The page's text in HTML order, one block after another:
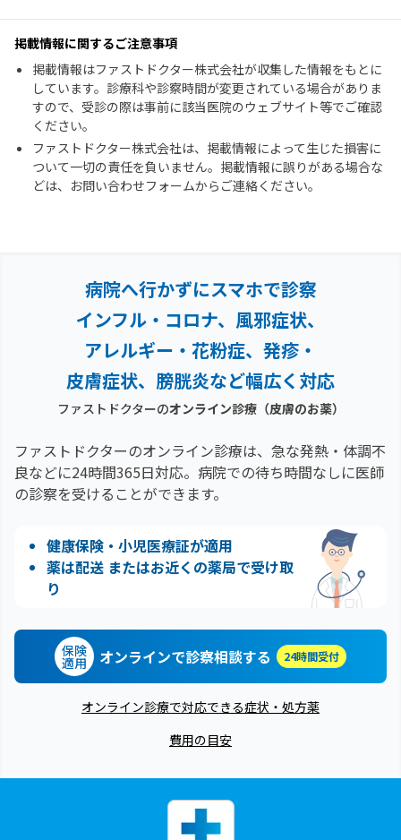
掲載情報に関するご注意事項
掲載情報はファストドクター株式会社が収集した情報をもとに
しています。診療科や診察時間が変更されている場合がありま
すので、受診の際は事前に該当医院のウェブサイト等でご確認
ください。
ファストドクター株式会社は、掲載情報によって生じた損害に
ついて一切の責任を負いません。掲載情報に誤りがある場合な
どは、お問い合わせフォームからご連絡ください。
病院へ行かずにスマホで診察
インフル・コロナ、風邪症状、
アレルギー・花粉症、 発疹・
皮膚症状、膀胱炎など幅広く対応
ファストドクターのオンライン診療（皮膚のお薬）
ファストドクターのオンライン診療は、急な発熱・体調不
良などに24時間365日対応。 病院での待ち時間なしに医師
の診察を受けることができます。
健康保険・小児医療証が適用
薬は配送 またはお近くの薬局で受け取
り
保険
適用 オンラインで診察相談する 24時間受付
オンライン診療で対応できる症状・処方薬
費用の目安